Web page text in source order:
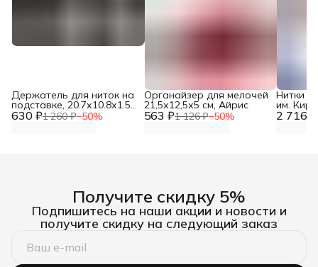
630 ₽1 260 ₽−50%
Держатель для ниток на
подставке, 20.7х10.8х1.5
см, h 36.5 см, Арт Узор 563 ₽1 126 ₽−50%
Органайзер для мелочей
21,5х12,5х5 см, Айрис
2 716 ₽
Нитки
им.
Получите скидку 5%
Подпишитесь на наши акции и новости и
получите скидку на следующий заказ